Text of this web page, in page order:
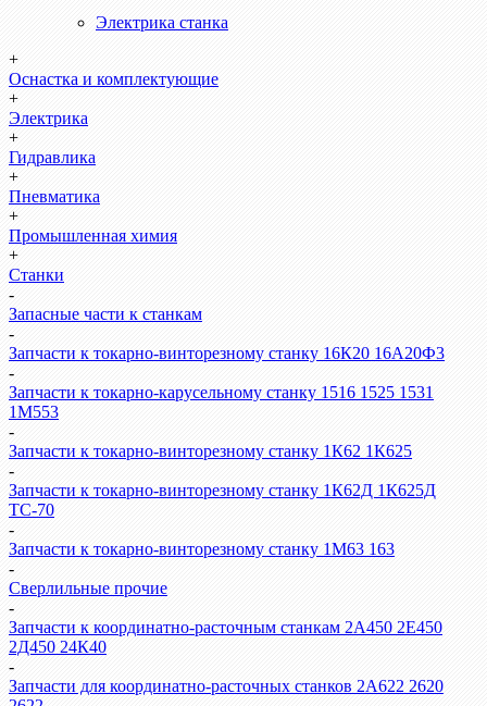
Электрика станка
+
Оснастка и комплектующие
+
Электрика
+
Гидравлика
+
Пневматика
+
Промышленная химия
+
Станки
-
Запасные части к станкам
-
Запчасти к токарно-винторезному станку 16К20 16А20Ф3
-
Запчасти к токарно-карусельному станку 1516 1525 1531
1М553
-
Запчасти к токарно-винторезному станку 1К62 1К625
-
Запчасти к токарно-винторезному станку 1К62Д 1К625Д
ТС-70
-
Запчасти к токарно-винторезному станку 1М63 163
-
Сверлильные прочие
-
Запчасти к координатно-расточным станкам 2А450 2Е450
2Д450 24К40
-
Запчасти для координатно-расточных станков 2А622 2620